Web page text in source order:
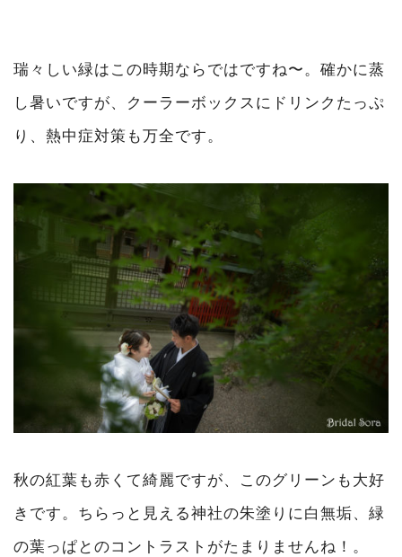
瑞々しい緑はこの時期ならではですね〜。確かに蒸
し暑いですが、クーラーボックスにドリンクたっぷ
り、熱中症対策も万全です。
秋の紅葉も赤くて綺麗ですが、このグリーンも大好
きです。ちらっと見える神社の朱塗りに白無垢、緑
の葉っぱとのコントラストがたまりませんね！。